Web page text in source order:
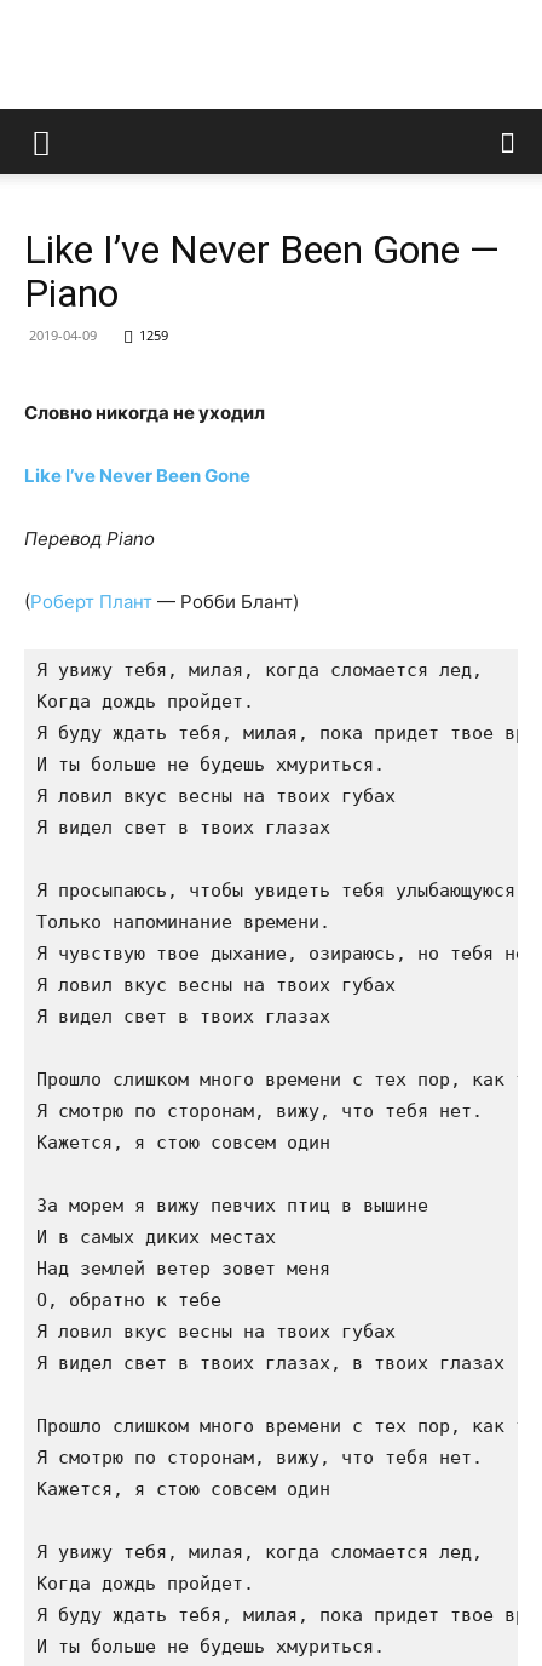
LedZeppelin.Ru
Like I’ve Never Been Gone —
Piano
2019-04-09 1259
Словно никогда не уходил
Like I’ve Never Been Gone
Перевод Piano
(Роберт Плант — Робби Блант)
Я увижу тебя, милая, когда сломается лед,
Когда дождь пройдет.
Я буду ждать тебя, милая, пока придет твое
И ты больше не будешь хмуриться.
Я ловил вкус весны на твоих губах
Я видел свет в твоих глазах
Я просыпаюсь, чтобы увидеть тебя улыбающуюся
Только напоминание времени.
Я чувствую твое дыхание, озираюсь, но тебя нет
Я ловил вкус весны на твоих губах
Я видел свет в твоих глазах
Прошло слишком много времени с тех пор, как ты
Я смотрю по сторонам, вижу, что тебя нет.
Кажется, я стою совсем один
За морем я вижу певчих птиц в вышине
И в самых диких местах
Над землей ветер зовет меня
О, обратно к тебе
Я ловил вкус весны на твоих губах
Я видел свет в твоих глазах, в твоих глазах
Прошло слишком много времени с тех пор, как ты
Я смотрю по сторонам, вижу, что тебя нет.
Кажется, я стою совсем один
Я увижу тебя, милая, когда сломается лед,
Когда дождь пройдет.
Я буду ждать тебя, милая, пока придет твое
И ты больше не будешь хмуриться.